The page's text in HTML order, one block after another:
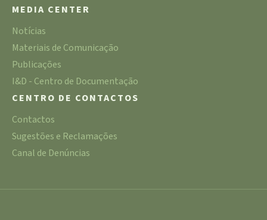
MEDIA CENTER
Notícias
Materiais de Comunicação
Publicações
I&D - Centro de Documentação
CENTRO DE CONTACTOS
Contactos
Sugestões e Reclamações
Canal de Denúncias